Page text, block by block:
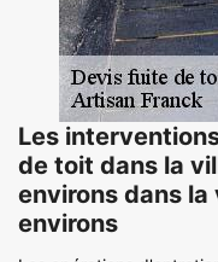
Les
de toit dans la
environs dans la
environs